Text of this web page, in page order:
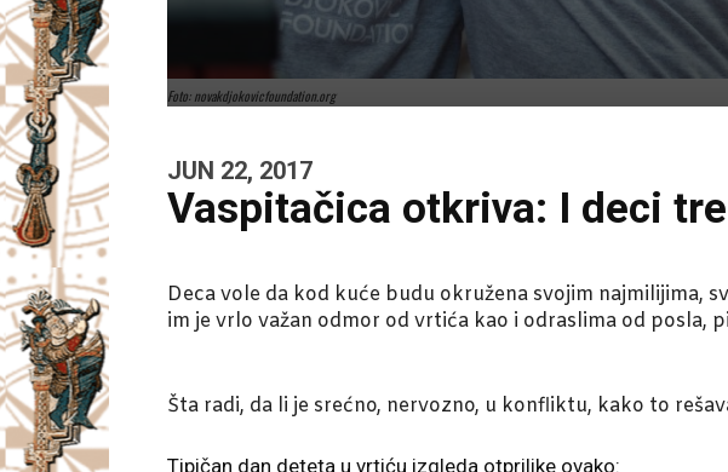
Foto: novakdjokovicfoundation.org
JUN 22, 2017
Vaspitačica otkriva: I deci
Deca vole da kod kuće budu okružena svojim najmilijima,
im je vrlo važan odmor od vrtića kao i odraslima od posla,
Šta radi, da li je srećno, nervozno, u konfliktu, kako to
Tipičan dan deteta u vrtiću izgleda otprilike ovako: